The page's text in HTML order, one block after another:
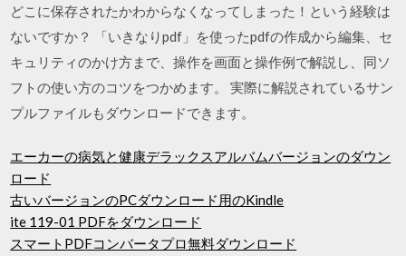
どこに保存されたかわからなくなってしまった！という経験は
ないですか？ 「いきなりpdf」を使ったpdfの作成から編集、セ
キュリティのかけ方まで、操作を画面と操作例で解説し、同ソ
フトの使い方のコツをつかめます。 実際に解説されているサン
プルファイルもダウンロードできます。
エーカーの病気と健康デラックスアルバムバージョンのダウン
ロード
古いバージョンのPCダウンロード用のKindle
ite 119-01 PDFをダウンロード
スマートPDFコンバータプロ無料ダウンロード